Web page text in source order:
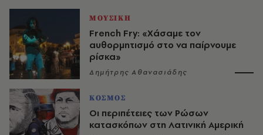
ΜΟΥΣΙΚΗ
French Fry: «Χάσαμε τον
αυθορμητισμό στο να παίρνουμε
ρίσκα»
Δημήτρης Αθανασιάδης
ΚΟΣΜΟΣ
Οι περιπέτειες των Ρώσων
κατασκόπων στη Λατινική Αμερική